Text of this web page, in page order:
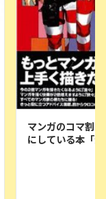
マンガのコマ割
にしている本「